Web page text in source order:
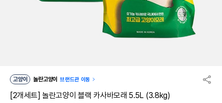
고양이 놀란고양이 브랜드관 이동
[2개세트] 놀란고양이 블랙 카사바모래 5.5L (3.8kg)